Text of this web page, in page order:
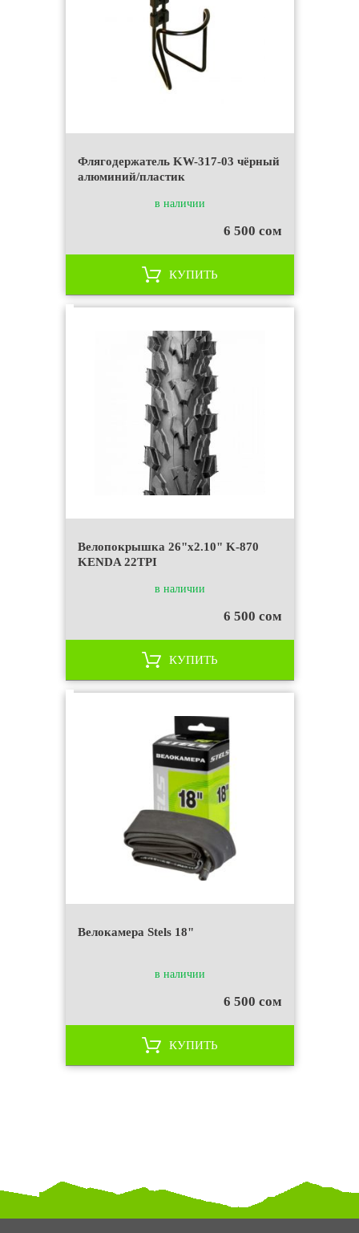
Флягодержатель KW-317-03 чёрный
алюминий/пластик
в наличии
6 500 сом
КУПИТЬ
Велопокрышка 26"х2.10" K-870
KENDA 22TPI
в наличии
6 500 сом
КУПИТЬ
Велокамера Stels 18"
в наличии
6 500 сом
КУПИТЬ